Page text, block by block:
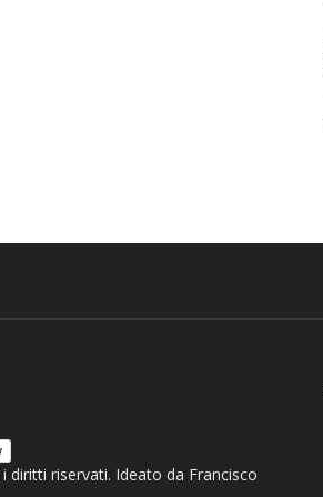
diritti riservati. Ideato da Francisco